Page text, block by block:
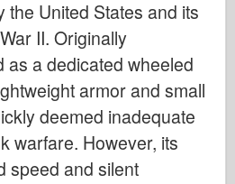
the United States and its
II. Originally
a dedicated wheeled
armor and small
deemed inadequate
warfare. However, its
speed and silent